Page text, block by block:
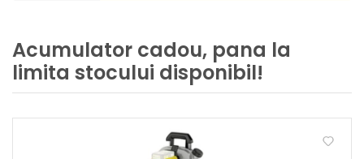
Acumulator cadou, pana la
limita stocului disponibil!